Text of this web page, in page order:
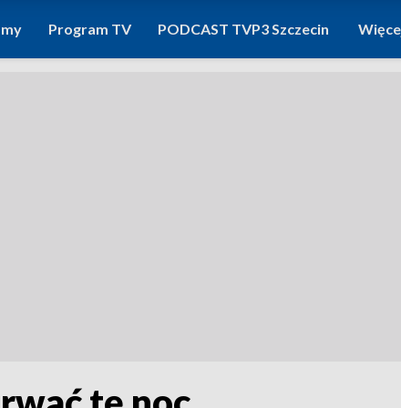
Program TV PODCAST TVP3 Szczecin